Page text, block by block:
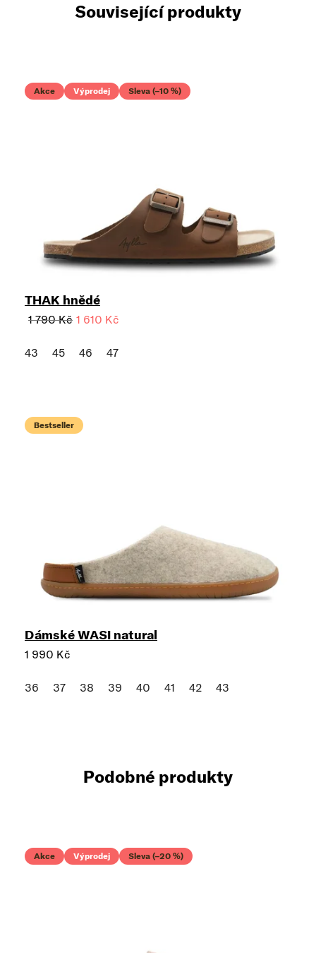
Související produkty
Akce Výprodej Sleva (–10 %)
THAK hnědé
1 790 Kč 1 610 Kč
43 45 46 47
Bestseller
Dámské WASI natural
1 990 Kč
36 37 38 39 40 41 42 43
Podobné produkty
Akce Výprodej Sleva (–20 %)